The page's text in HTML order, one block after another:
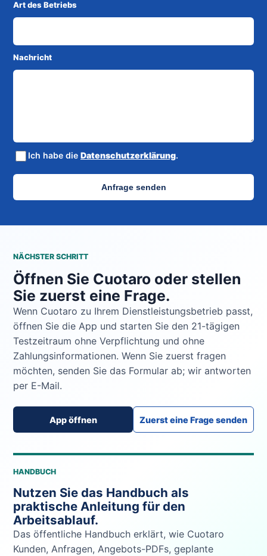
Art des Betriebs
Nachricht
Ich habe die Datenschutzerklärung.
Anfrage senden
NÄCHSTER SCHRITT
Öffnen Sie Cuotaro oder stellen
Sie zuerst eine Frage.
Wenn Cuotaro zu Ihrem Dienstleistungsbetrieb passt,
öffnen Sie die App und starten Sie den 21-tägigen
Testzeitraum ohne Verpflichtung und ohne
Zahlungsinformationen. Wenn Sie zuerst fragen
möchten, senden Sie das Formular ab; wir antworten
per E-Mail.
App öffnen Zuerst eine Frage senden
HANDBUCH
Nutzen Sie das Handbuch als
praktische Anleitung für den
Arbeitsablauf.
Das öffentliche Handbuch erklärt, wie Cuotaro
Kunden, Anfragen, Angebots-PDFs, geplante